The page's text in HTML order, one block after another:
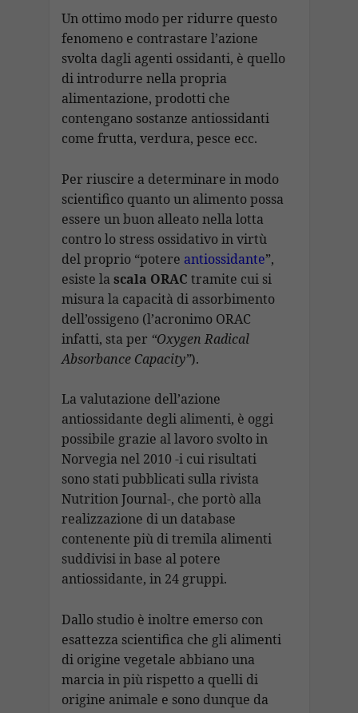
Un ottimo modo per ridurre questo
fenomeno e contrastare l’azione
svolta dagli agenti ossidanti, è quello
di introdurre nella propria
alimentazione, prodotti che
contengano sostanze antiossidanti
come frutta, verdura, pesce ecc.
Per riuscire a determinare in modo
scientifico quanto un alimento possa
essere un buon alleato nella lotta
contro lo stress ossidativo in virtù
del proprio “potere antiossidante”,
esiste lascala ORAC tramite cui si
misura la capacità di assorbimento
dell’ossigeno (l’acronimo ORAC
infatti, sta per “Oxygen Radical
Absorbance Capacity”).
La valutazione dell’azione
antiossidante degli alimenti, è oggi
possibile grazie al lavoro svolto in
Norvegia nel 2010 -i cui risultati
sono stati pubblicati sulla rivista
Nutrition Journal-, che portò alla
realizzazione di un database
contenente più di tremila alimenti
suddivisi in base al potere
antiossidante, in 24 gruppi.
Dallo studio è inoltre emerso con
esattezza scientifica che gli alimenti
di origine vegetale abbiano una
marcia in più rispetto a quelli di
origine animale e sono dunque da